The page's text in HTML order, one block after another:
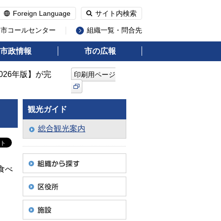
Foreign Language サイト内検索
コールセンター 組織一覧・問合先
市政情報 市の広報
年版】が完 印刷用ページ
べ
観光ガイド
総合観光案内